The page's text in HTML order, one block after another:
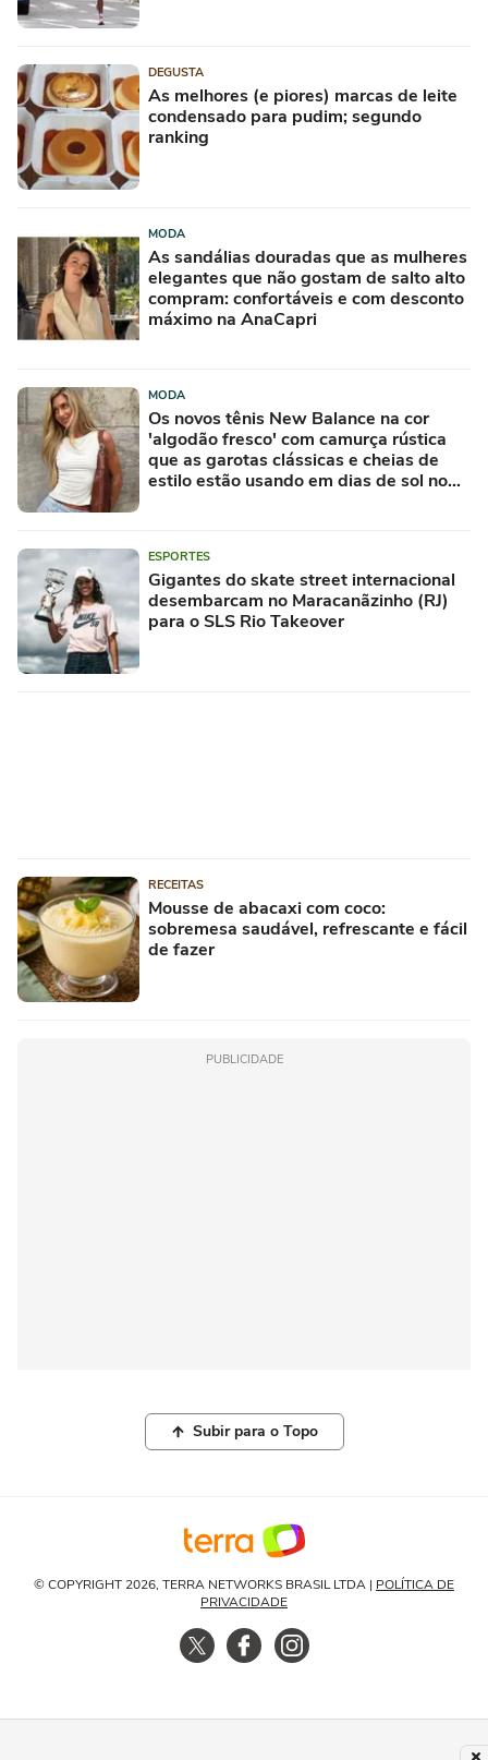
DEGUSTA
As melhores (e piores) marcas de leite
condensado para pudim; segundo
ranking
MODA
As sandálias douradas que as mulheres
elegantes que não gostam de salto alto
compram: confortáveis e com desconto
máximo na AnaCapri
MODA
Os novos tênis New Balance na cor
'algodão fresco' com camurça rústica
que as garotas clássicas e cheias de
estilo estão usando em dias de sol no
ESPORTES
Gigantes do skate street internacional
desembarcam no Maracanãzinho (RJ)
para o SLS Rio Takeover
RECEITAS
Mousse de abacaxi com coco:
sobremesa saudável, refrescante e fácil
de fazer
PUBLICIDADE
Subir para o Topo
© COPYRIGHT 2026, TERRA NETWORKS BRASIL LTDA | POLÍTICA DE
PRIVACIDADE